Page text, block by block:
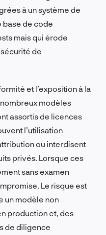
à un système de
base de code
mais qui érode
de
et l’exposition à la
modèles
assortis de licences
l’utilisation
ou interdisent
privés. Lorsque ces
sans examen
Le risque est
un modèle non
production et, des
de diligence